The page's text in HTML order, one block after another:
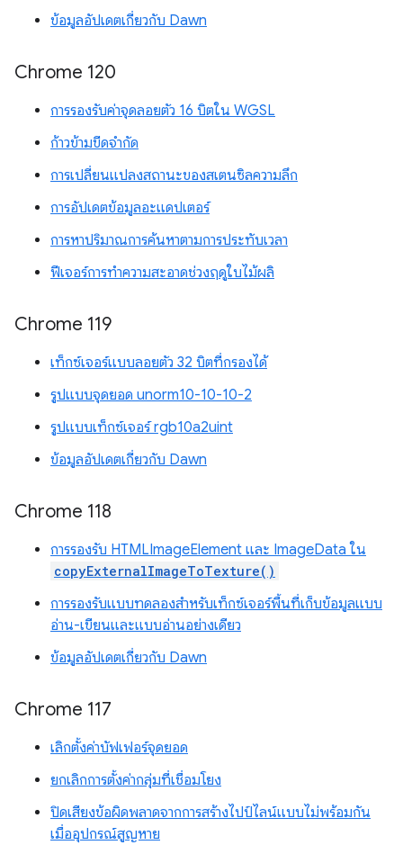
ข้อมูลอัปเดตเกี่ยวกับ Dawn
Chrome 120
การรองรับค่าจุดลอยตัว 16 บิตใน WGSL
ก้าวข้ามขีดจำกัด
การเปลี่ยนแปลงสถานะของสเตนซิลความลึก
การอัปเดตข้อมูลอะแดปเตอร์
การหาปริมาณการค้นหาตามการประทับเวลา
ฟีเจอร์การทำความสะอาดช่วงฤดูใบไม้ผลิ
Chrome 119
เท็กซ์เจอร์แบบลอยตัว 32 บิตที่กรองได้
รูปแบบจุดยอด unorm10-10-10-2
รูปแบบเท็กซ์เจอร์ rgb10a2uint
ข้อมูลอัปเดตเกี่ยวกับ Dawn
Chrome 118
การรองรับ HTMLImageElement และ ImageData ใน
copyExternalImageToTexture()
การรองรับแบบทดลองสำหรับเท็กซ์เจอร์พื้นที่เก็บข้อมูลแบบ
อ่าน-เขียนและแบบอ่านอย่างเดียว
ข้อมูลอัปเดตเกี่ยวกับ Dawn
Chrome 117
เลิกตั้งค่าบัฟเฟอร์จุดยอด
ยกเลิกการตั้งค่ากลุ่มที่เชื่อมโยง
ปิดเสียงข้อผิดพลาดจากการสร้างไปป์ไลน์แบบไม่พร้อมกัน
เมื่ออุปกรณ์สูญหาย